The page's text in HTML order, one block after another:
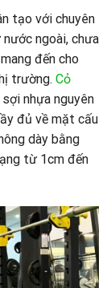
tạo với chuyên
ngoài, chưa
đến cho
trường. Cỏ
nhựa nguyên
đủ về mặt cấu
dày bằng
từ 1cm đến